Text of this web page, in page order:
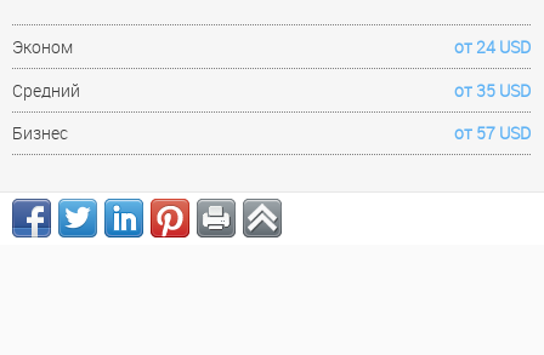
Эконом
от 24 USD
Средний
от 35 USD
Бизнес
от 57 USD